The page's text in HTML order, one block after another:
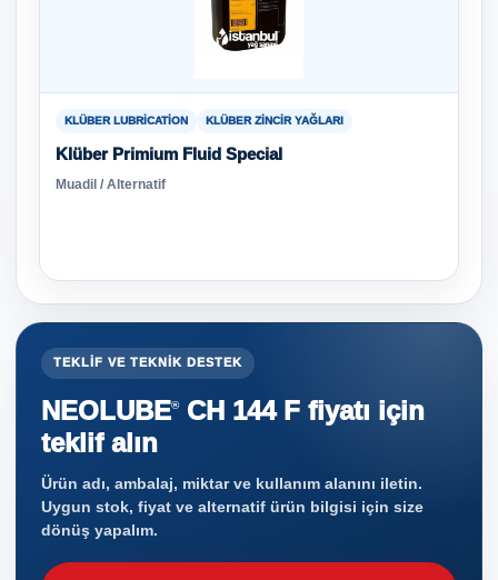
KLÜBER LUBRICATION KLÜBER ZINCIR YAĞLARI
Klüber Primium Fluid Special
Muadil / Alternatif
TEKLIF VE TEKNIK DESTEK
NEOLUBE®CH 144 F fiyatı için
teklif alın
Ürün adı, ambalaj, miktar ve kullanım alanını iletin.
Uygun stok, fiyat ve alternatif ürün bilgisi için size
dönüş yapalım.